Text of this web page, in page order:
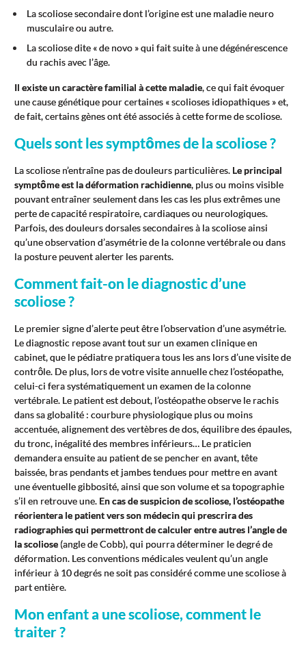
La scoliose secondaire dont l’origine est une maladie neuro
musculaire ou autre.
La scoliose dite « de novo » qui fait suite à une dégénérescence
du rachis avec l’âge.
Il existe un caractère familial à cette maladie, ce qui fait évoquer
une cause génétique pour certaines « scolioses idiopathiques » et,
de fait, certains gènes ont été associés à cette forme de scoliose.
Quels sont les symptômes de la scoliose ?
La scoliose n’entraîne pas de douleurs particulières. Le principal
symptôme est la déformation rachidienne, plus ou moins visible
pouvant entraîner seulement dans les cas les plus extrêmes une
perte de capacité respiratoire, cardiaques ou neurologiques.
Parfois, des douleurs dorsales secondaires à la scoliose ainsi
qu’une observation d’asymétrie de la colonne vertébrale ou dans
la posture peuvent alerter les parents.
Comment fait-on le diagnostic d’une
scoliose ?
Le premier signe d’alerte peut être l’observation d’une asymétrie.
Le diagnostic repose avant tout sur un examen clinique en
cabinet, que le pédiatre pratiquera tous les ans lors d’une visite de
contrôle. De plus, lors de votre visite annuelle chez l’ostéopathe,
celui-ci fera systématiquement un examen de la colonne
vertébrale. Le patient est debout, l’ostéopathe observe le rachis
dans sa globalité : courbure physiologique plus ou moins
accentuée, alignement des vertèbres de dos, équilibre des épaules,
du tronc, inégalité des membres inférieurs… Le praticien
demandera ensuite au patient de se pencher en avant, tête
baissée, bras pendants et jambes tendues pour mettre en avant
une éventuelle gibbosité, ainsi que son volume et sa topographie
s’il en retrouve une. En cas de suspicion de scoliose, l’ostéopathe
réorientera le patient vers son médecin qui prescrira des
radiographies qui permettront de calculer entre autres l’angle de
la scoliose (angle de Cobb), qui pourra déterminer le degré de
déformation. Les conventions médicales veulent qu’un angle
inférieur à 10 degrés ne soit pas considéré comme une scoliose à
part entière.
Mon enfant a une scoliose, comment le
traiter ?